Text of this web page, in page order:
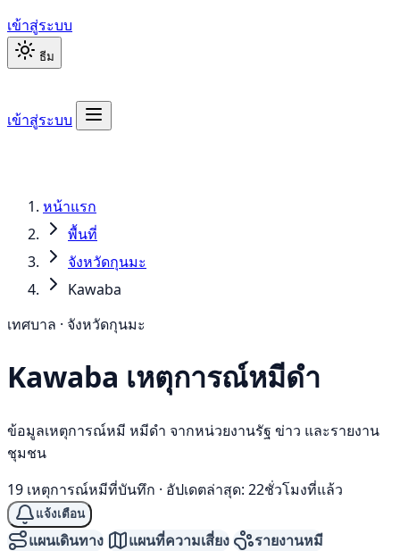
เข้าสู่ระบบ
ธีม
เข้าสู่ระบบ
หน้าแรก
พื้นที่
จังหวัดกุนมะ
Kawaba
เทศบาล · จังหวัดกุนมะ
Kawaba เหตุการณ์หมีดำ
ข้อมูลเหตุการณ์หมี หมีดำ จากหน่วยงานรัฐ ข่าว และรายงาน
ชุมชน
19 เหตุการณ์หมีที่บันทึก · อัปเดตล่าสุด: 22ชั่วโมงที่แล้ว
แจ้งเตือน
แผนเดินทาง แผนที่ความเสี่ยง รายงานหมี